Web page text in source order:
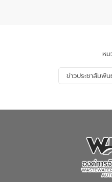
ด้
ล
มุ่
ใ
(
เ
ข
เ
ห
ข่าวประชาสัมพัน